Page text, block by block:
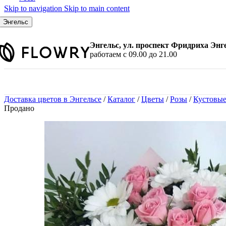
Skip to navigation Skip to main content
Энгельс
Энгельс, ул. проспект Фридриха
работаем с 09.00 до 21.00
По количеству
15 шт.
21 шт.
35 шт.
45 шт.
101 шт.
Красные розы
Белые розы
Розовые розы
Желтые розы
Малиновые розы
Синие розы
Черные розы
Доставка цветов в Энгельсе / Каталог / Цветы / Розы /
Продано